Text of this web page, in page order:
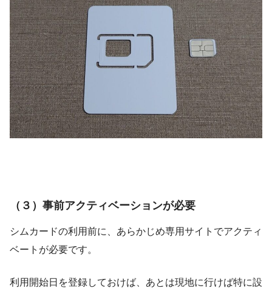
（３）事前アクティベーションが必要
シムカードの利用前に、あらかじめ専用サイトでアクティ
ベートが必要です。
利用開始日を登録しておけば、あとは現地に行けば特に設